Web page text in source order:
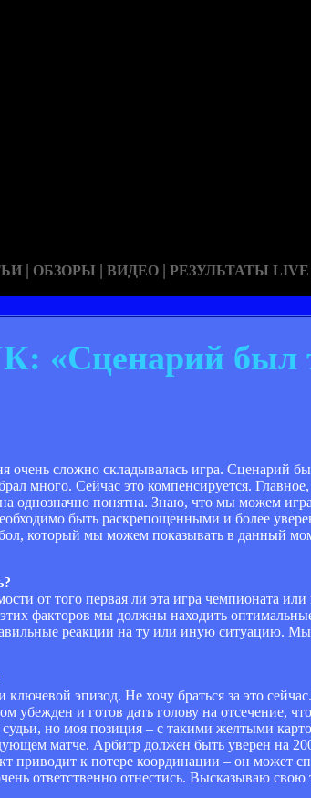
| ОБЗОРЫ | ВИДЕО | РЕЗУЛЬТАТЫ LIVE
«Сценарий был
очень сложно складывалась игра. Сценарий
много. Сейчас это компенсируется.
однозначно понятна. Знаю, что мы можем
быть раскрепощенными и более
который мы можем показывать в данный
от того первая ли эта игра чемпионата
факторов мы должны находить
реакции на ту или иную ситуацию.
эпизод. Не хочу браться за это
убежден и готов дать голову на отсечение,
но моя позиция – с такими желтыми
матче. Арбитр должен быть уверен на
приводит к потере координации – он может
ответственно отнестись. Высказываю свою